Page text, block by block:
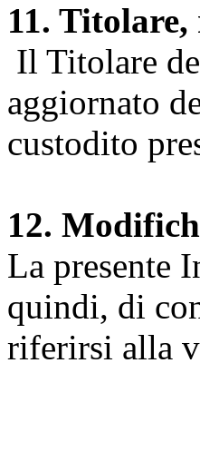
11.
Il Titolare
aggiornato
custodito
12.
La presente
quindi, di
riferirsi alla